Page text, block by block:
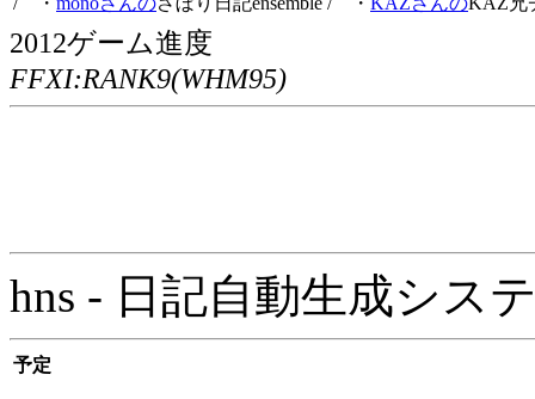
2012ゲーム進度
FFXI:RANK9(WHM95)
hns - 日記自動生成シス
予定